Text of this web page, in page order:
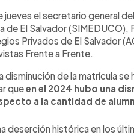
jueves el secretario general
de El Salvador
Privados de El Salvador
Frente a Frente.
disminución de la matrícula
queen el 2024 hubo una
a la cantidad de
deserción histórica en los